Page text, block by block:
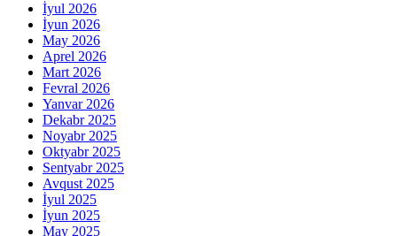
İyul 2026
İyun 2026
May 2026
Aprel 2026
Mart 2026
Fevral 2026
Yanvar 2026
Dekabr 2025
Noyabr 2025
Oktyabr 2025
Sentyabr 2025
Avqust 2025
İyul 2025
İyun 2025
May 2025